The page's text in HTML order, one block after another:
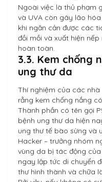
Ngoài việc là thủ phạm
và UVA còn gây lão
khi ngăn cản được các
đồi mồi và xuất hiện
hoàn toàn.
3.3. Kem chống
ung thư da
Thí nghiệm của các
rằng kem chống nắng
Thành phần có tên gọi
bệnh ung thư da hiện
ung thư tế bào sừng và
Hacker – trưởng nhóm
vùng da bị tác động
ngay lập tức di chuyển
thư hình thành và chữa